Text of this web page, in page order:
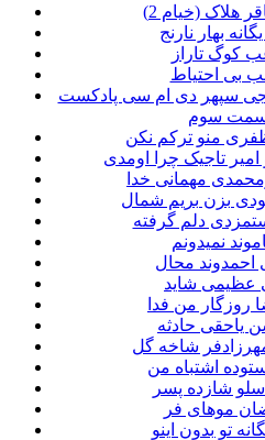
هلاک (خیام 2)
بهار نارنج
کوگ تاراز
بی احتیاط
سپهر دی ام سی پادکست
سوم
منو ترکم نکن
امیر تاجیک چرا اومدی
مهمانی خدا
بزن بریم شمال
دلم گرفته
نمیدونم
احمدوند محال
عظیمی شاید
روزگار من فدا
یاحقی حادثه
شاخه گل
اشتباه من
سلو شازده پسر
موهای فر
تو بدون اینو